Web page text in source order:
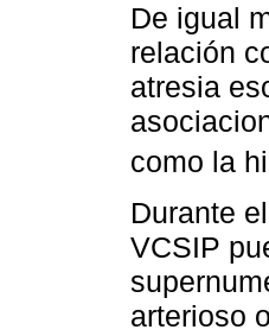
De igual
relación
atresia
como la
Durante
VCSIP
arterioso